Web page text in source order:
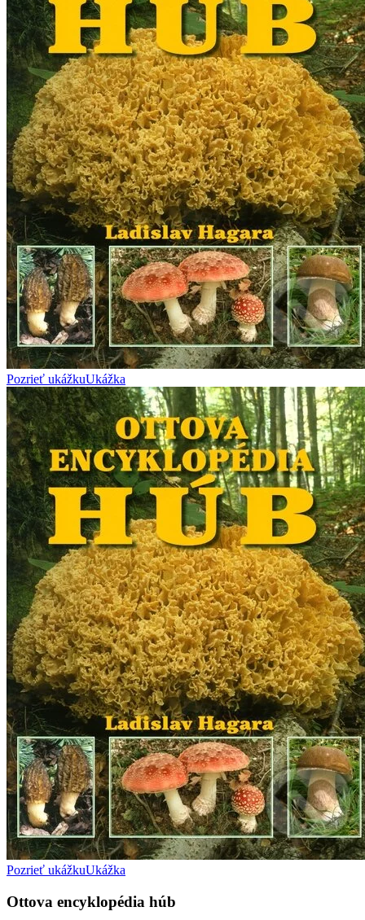
Pozrieť ukážkuUkážka
Pozrieť ukážkuUkážka
Ottova encyklopédia húb